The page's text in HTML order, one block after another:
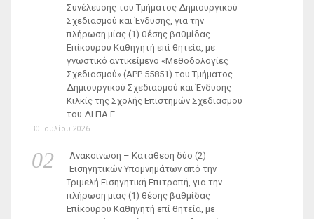
Συνέλευσης του Τμήματος Δημιουργικού
Σχεδιασμού και Ένδυσης, για την
πλήρωση μίας (1) θέσης βαθμίδας
Επίκουρου Καθηγητή επί θητεία, με
γνωστικό αντικείμενο «Μεθοδολογίες
Σχεδιασμού» (ΑΡΡ 55851) του Τμήματος
Δημιουργικού Σχεδιασμού και Ένδυσης
Κιλκίς της Σχολής Επιστημών Σχεδιασμού
του ΔΙ.ΠΑ.Ε.
30 Ιουλίου 2026
Ανακοίνωση – Κατάθεση δύο (2)
Εισηγητικών Υπομνημάτων από την
Τριμελή Εισηγητική Επιτροπή, για την
πλήρωση μίας (1) θέσης βαθμίδας
Επίκουρου Καθηγητή επί θητεία, με